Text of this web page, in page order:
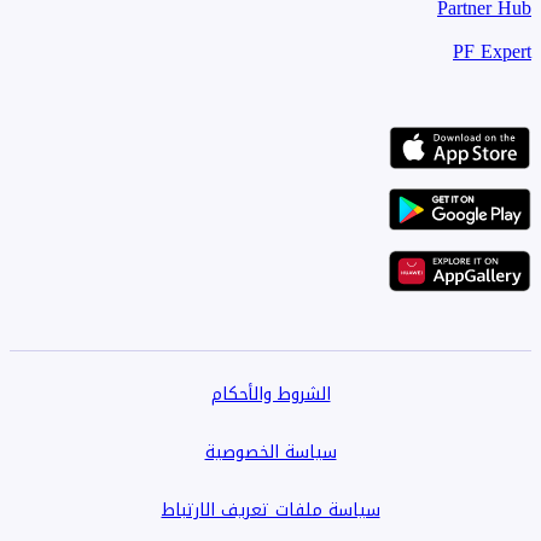
* دبي كريك هاربور
* قرية جميرا الدائرية
Partner Hub
PF Expert
الشروط والأحكام
سياسة الخصوصية
سياسة ملفات تعريف الارتباط